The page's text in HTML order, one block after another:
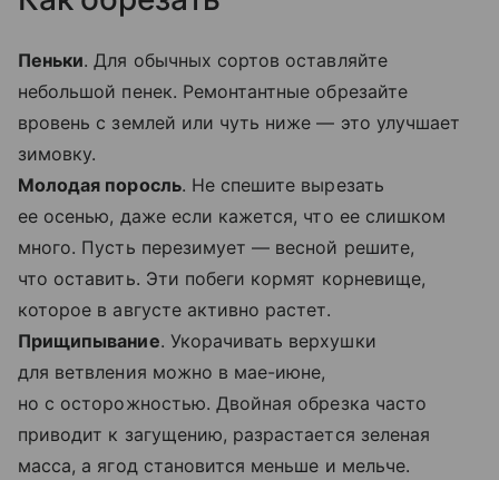
Пеньки. Для обычных сортов оставляйте
небольшой пенек. Ремонтантные обрезайте
вровень с землей или чуть ниже — это улучшает
зимовку.
Молодая поросль. Не спешите вырезать
ее осенью, даже если кажется, что ее слишком
много. Пусть перезимует — весной решите,
что оставить. Эти побеги кормят корневище,
которое в августе активно растет.
Прищипывание. Укорачивать верхушки
для ветвления можно в мае-июне,
но с осторожностью. Двойная обрезка часто
приводит к загущению, разрастается зеленая
масса, а ягод становится меньше и мельче.